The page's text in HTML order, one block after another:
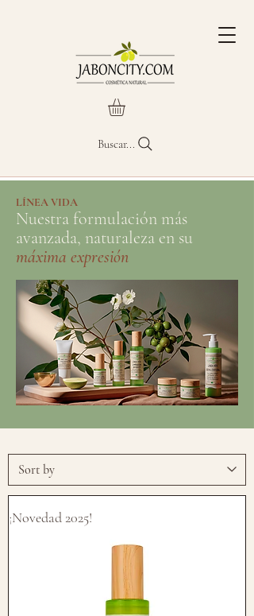
Buscar...
​LÍNEA VIDA
Nuestra formulación más
avanzada, naturaleza en su
máxima expresión
¡Novedad 2025!